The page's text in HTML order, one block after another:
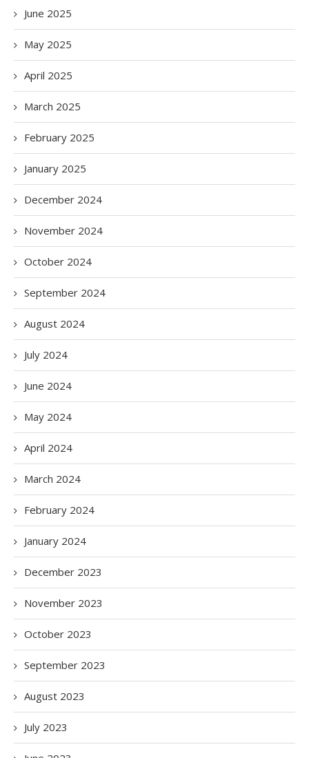
June 2025
May 2025
April 2025
March 2025
February 2025
January 2025
December 2024
November 2024
October 2024
September 2024
August 2024
July 2024
June 2024
May 2024
April 2024
March 2024
February 2024
January 2024
December 2023
November 2023
October 2023
September 2023
August 2023
July 2023